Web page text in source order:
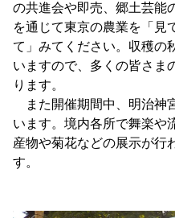
の共進会や即売、郷土芸能
を通じて東京の農業を「見
て」みてください。収穫の
いますので、多くの皆さま
ります。
また開催期間中、明治神
います。境内各所で舞楽や
産物や菊花などの展示が行
す。